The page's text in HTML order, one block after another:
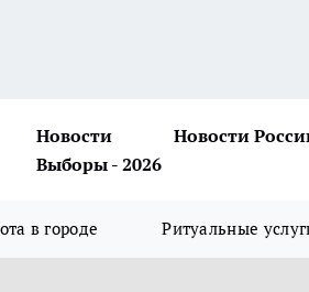
Новости Новости
Выборы - 2026
в городе Ритуальные